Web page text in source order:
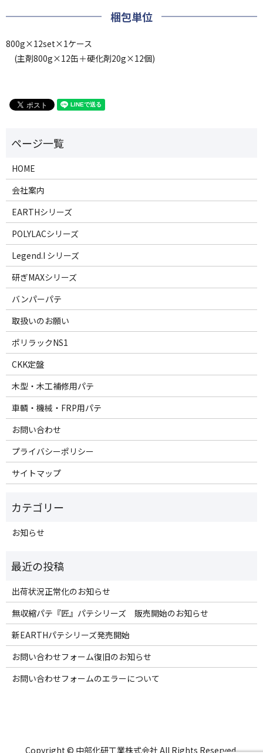
梱包単位
800g×12set×1ケース
(主剤800g×12缶＋硬化剤20g×12個)
HOME
会社案内
EARTHシリーズ
POLYLACシリーズ
Legend.I シリーズ
研ぎMAXシリーズ
バンパーパテ
取扱いのお願い
ポリラックNS1
CKK定盤
木型・木工補修用パテ
車輌・機械・FRP用パテ
お問い合わせ
プライバシーポリシー
サイトマップ
お知らせ
出荷状況正常化のお知らせ
無収縮パテ『匠』パテシリーズ 販売開始のお知らせ
新EARTHパテシリーズ発売開始
お問い合わせフォーム復旧のお知らせ
お問い合わせフォームのエラーについて
Copyright © 中部化研工業株式会社 All Rights Reserved.